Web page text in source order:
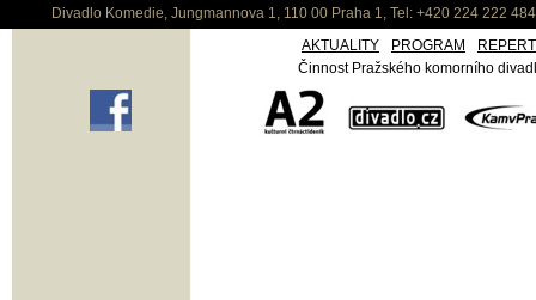
Divadlo Komedie, Jungmannova 1, 110 00 Praha 1, Tel: +420 224 222
AKTUALITY
PROGRAM
Činnost Pražského komorního